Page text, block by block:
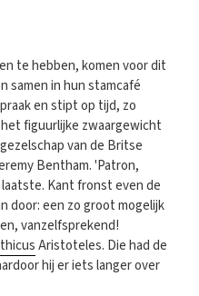
te hebben, komen voor dit
samen in hun stamcafé
en stipt op tijd, zo
figuurlijke zwaargewicht
van de Britse
Bentham. 'Patron,
Kant fronst even de
door: een zo groot mogelijk
vanzelfsprekend!
Aristoteles. Die had de
hij er iets langer over